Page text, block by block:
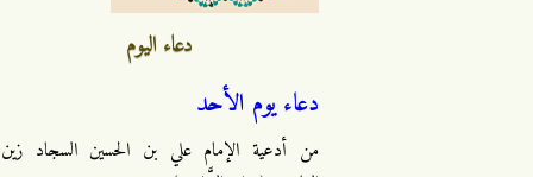
دعاء اليوم
دعاء يوم الأحد
من أدعية الإمام علي بن الحسين السجاد زين